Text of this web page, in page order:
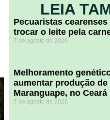
LEIA
Pecuaristas cearenses
trocar o leite pela
7 de agosto de 2026
Melhoramento
aumentar produção de
Maranguape, no Ceará
7 de agosto de 2026